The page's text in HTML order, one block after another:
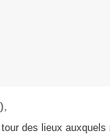
des lieux auxquels